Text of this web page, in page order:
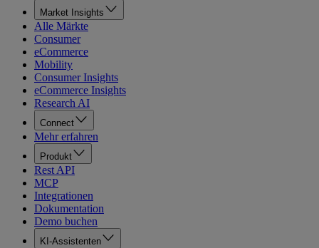
Market Insights
Alle Märkte
Consumer
eCommerce
Mobility
Consumer Insights
eCommerce Insights
Research AI
Connect
Mehr erfahren
Produkt
Rest API
MCP
Integrationen
Dokumentation
Demo buchen
KI-Assistenten